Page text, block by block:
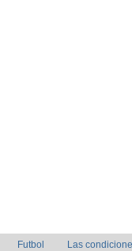
Futbol Las